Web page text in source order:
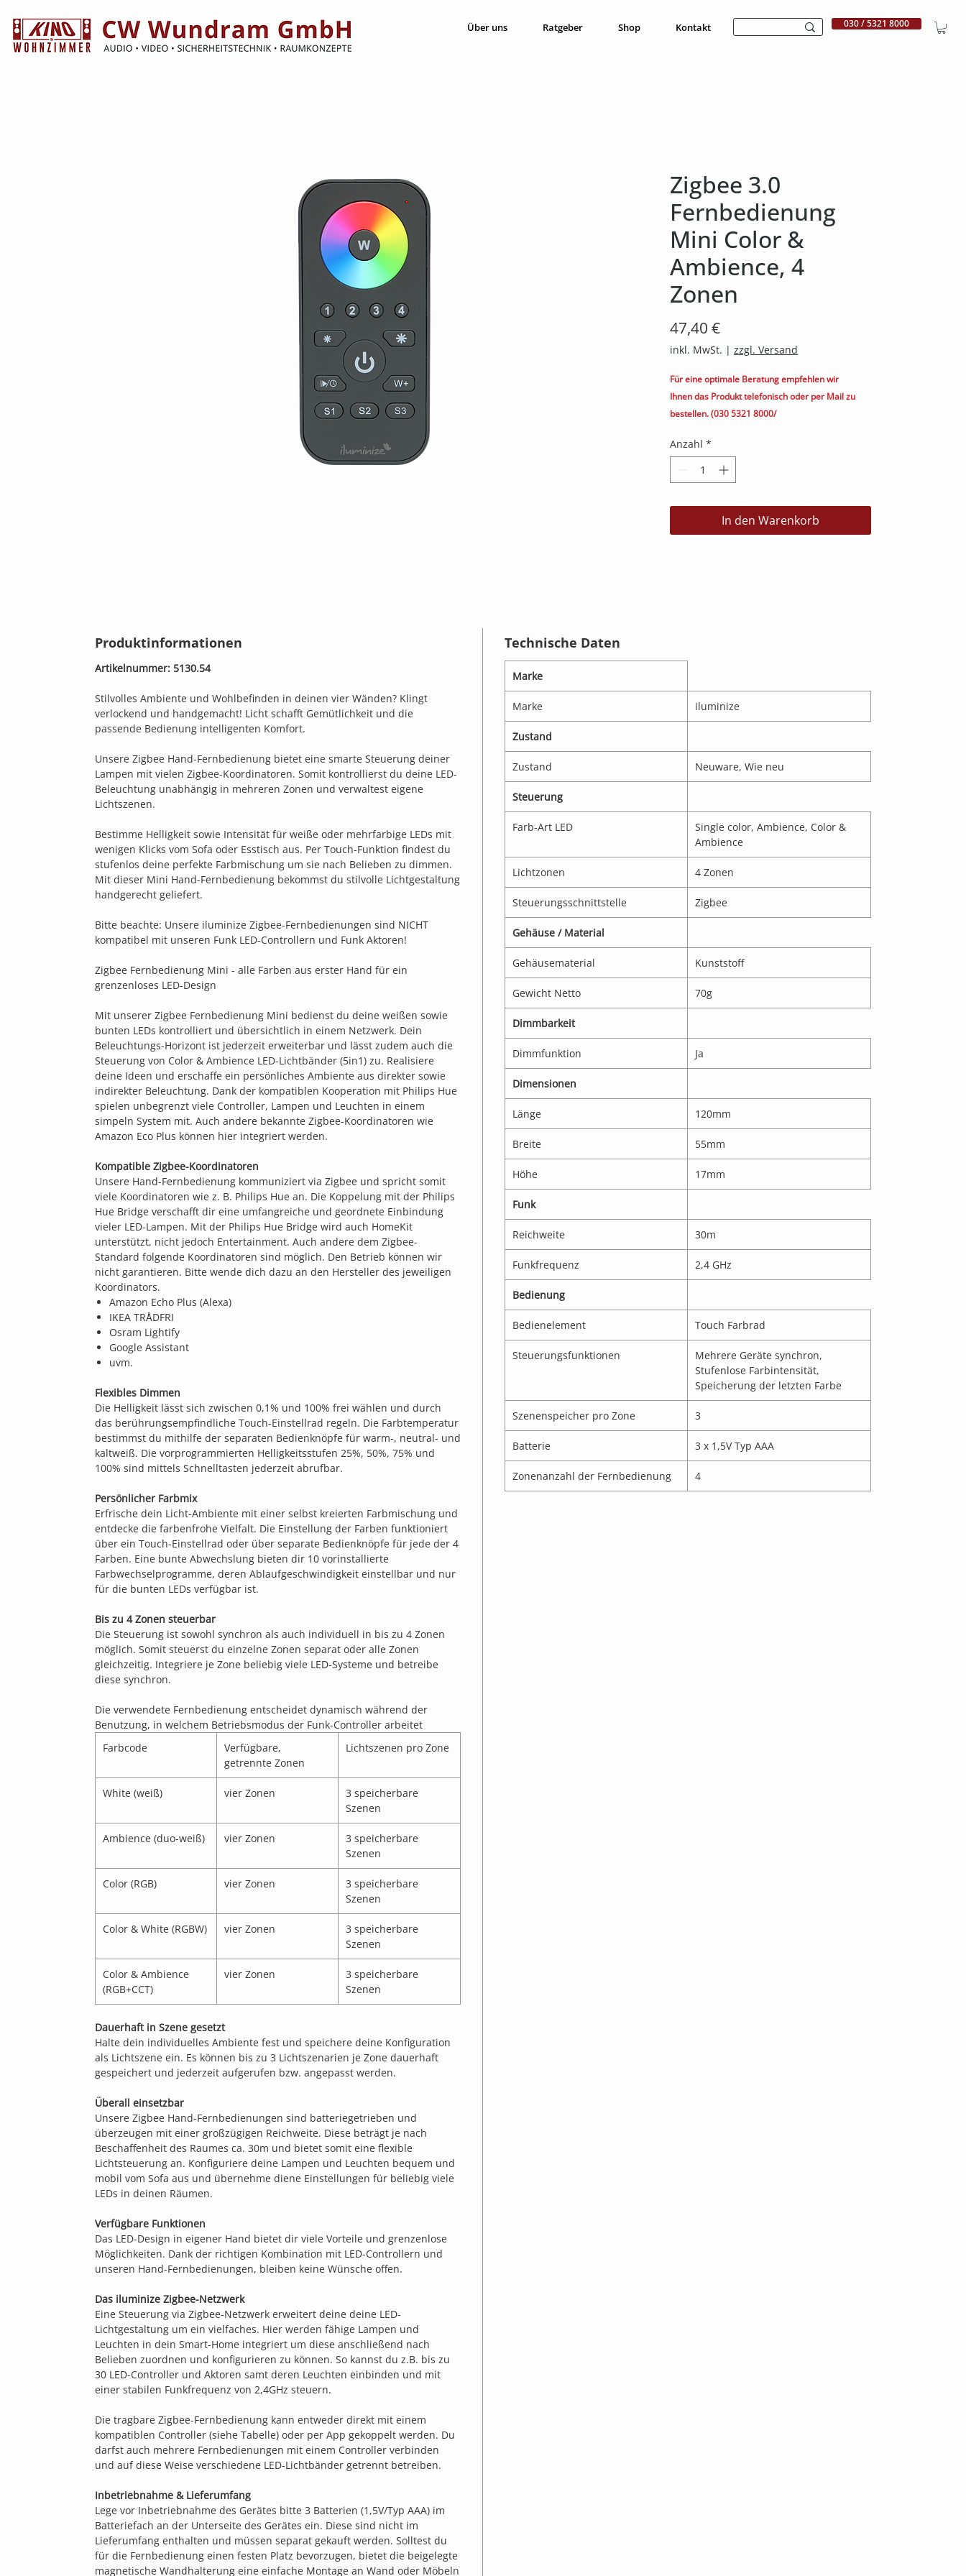
Über uns Ratgeber Shop Kontakt 030 / 5321 8000
Zigbee 3.0
Fernbedienung
Mini Color &
Ambience, 4
Zonen
47,40 €Preis
inkl. MwSt. | zzgl. Versand
Für eine optimale Beratung empfehlen wir
Ihnen das Produkt telefonisch oder per Mail zu
bestellen. (030 5321 8000/
Anzahl *
In den Warenkorb
Produktinformationen
Artikelnummer: 5130.54
Stilvolles Ambiente und Wohlbefinden in deinen vier Wänden? Klingt
verlockend und handgemacht! Licht schafft Gemütlichkeit und die
passende Bedienung intelligenten Komfort.
Unsere Zigbee Hand-Fernbedienung bietet eine smarte Steuerung deiner
Lampen mit vielen Zigbee-Koordinatoren. Somit kontrollierst du deine LED-
Beleuchtung unabhängig in mehreren Zonen und verwaltest eigene
Lichtszenen.
Bestimme Helligkeit sowie Intensität für weiße oder mehrfarbige LEDs mit
wenigen Klicks vom Sofa oder Esstisch aus. Per Touch-Funktion findest du
stufenlos deine perfekte Farbmischung um sie nach Belieben zu dimmen.
Mit dieser Mini Hand-Fernbedienung bekommst du stilvolle Lichtgestaltung
handgerecht geliefert.
Bitte beachte: Unsere iluminize Zigbee-Fernbedienungen sind NICHT
kompatibel mit unseren Funk LED-Controllern und Funk Aktoren!
Zigbee Fernbedienung Mini - alle Farben aus erster Hand für ein
grenzenloses LED-Design
Mit unserer Zigbee Fernbedienung Mini bedienst du deine weißen sowie
bunten LEDs kontrolliert und übersichtlich in einem Netzwerk. Dein
Beleuchtungs-Horizont ist jederzeit erweiterbar und lässt zudem auch die
Steuerung von Color & Ambience LED-Lichtbänder (5in1) zu. Realisiere
deine Ideen und erschaffe ein persönliches Ambiente aus direkter sowie
indirekter Beleuchtung. Dank der kompatiblen Kooperation mit Philips Hue
spielen unbegrenzt viele Controller, Lampen und Leuchten in einem
simpeln System mit. Auch andere bekannte Zigbee-Koordinatoren wie
Amazon Eco Plus können hier integriert werden.
Kompatible Zigbee-Koordinatoren
Unsere Hand-Fernbedienung kommuniziert via Zigbee und spricht somit
viele Koordinatoren wie z. B. Philips Hue an. Die Koppelung mit der Philips
Hue Bridge verschafft dir eine umfangreiche und geordnete Einbindung
vieler LED-Lampen. Mit der Philips Hue Bridge wird auch HomeKit
unterstützt, nicht jedoch Entertainment. Auch andere dem Zigbee-
Standard folgende Koordinatoren sind möglich. Den Betrieb können wir
nicht garantieren. Bitte wende dich dazu an den Hersteller des jeweiligen
Koordinators.
Amazon Echo Plus (Alexa)
IKEA TRÅDFRI
Osram Lightify
Google Assistant
uvm.
Flexibles Dimmen
Die Helligkeit lässt sich zwischen 0,1% und 100% frei wählen und durch
das berührungsempfindliche Touch-Einstellrad regeln. Die Farbtemperatur
bestimmst du mithilfe der separaten Bedienknöpfe für warm-, neutral- und
kaltweiß. Die vorprogrammierten Helligkeitsstufen 25%, 50%, 75% und
100% sind mittels Schnelltasten jederzeit abrufbar.
Persönlicher Farbmix
Erfrische dein Licht-Ambiente mit einer selbst kreierten Farbmischung und
entdecke die farbenfrohe Vielfalt. Die Einstellung der Farben funktioniert
über ein Touch-Einstellrad oder über separate Bedienknöpfe für jede der 4
Farben. Eine bunte Abwechslung bieten dir 10 vorinstallierte
Farbwechselprogramme, deren Ablaufgeschwindigkeit einstellbar und nur
für die bunten LEDs verfügbar ist.
Bis zu 4 Zonen steuerbar
Die Steuerung ist sowohl synchron als auch individuell in bis zu 4 Zonen
möglich. Somit steuerst du einzelne Zonen separat oder alle Zonen
gleichzeitig. Integriere je Zone beliebig viele LED-Systeme und betreibe
diese synchron.
Die verwendete Fernbedienung entscheidet dynamisch während der
Benutzung, in welchem Betriebsmodus der Funk-Controller arbeitet
Farbcode
Verfügbare,
getrennte Zonen
Lichtszenen pro Zone
White (weiß) vier Zonen
3 speicherbare
Szenen
Ambience (duo-weiß) vier Zonen
3 speicherbare
Szenen
Color (RGB) vier Zonen
3 speicherbare
Szenen
Color & White (RGBW) vier Zonen
3 speicherbare
Szenen
Color & Ambience
(RGB+CCT)
vier Zonen
3 speicherbare
Szenen
Dauerhaft in Szene gesetzt
Halte dein individuelles Ambiente fest und speichere deine Konfiguration
als Lichtszene ein. Es können bis zu 3 Lichtszenarien je Zone dauerhaft
gespeichert und jederzeit aufgerufen bzw. angepasst werden.
Überall einsetzbar
Unsere Zigbee Hand-Fernbedienungen sind batteriegetrieben und
überzeugen mit einer großzügigen Reichweite. Diese beträgt je nach
Beschaffenheit des Raumes ca. 30m und bietet somit eine flexible
Lichtsteuerung an. Konfiguriere deine Lampen und Leuchten bequem und
mobil vom Sofa aus und übernehme diene Einstellungen für beliebig viele
LEDs in deinen Räumen.
Verfügbare Funktionen
Das LED-Design in eigener Hand bietet dir viele Vorteile und grenzenlose
Möglichkeiten. Dank der richtigen Kombination mit LED-Controllern und
unseren Hand-Fernbedienungen, bleiben keine Wünsche offen.
Das iluminize Zigbee-Netzwerk
Eine Steuerung via Zigbee-Netzwerk erweitert deine deine LED-
Lichtgestaltung um ein vielfaches. Hier werden fähige Lampen und
Leuchten in dein Smart-Home integriert um diese anschließend nach
Belieben zuordnen und konfigurieren zu können. So kannst du z.B. bis zu
30 LED-Controller und Aktoren samt deren Leuchten einbinden und mit
einer stabilen Funkfrequenz von 2,4GHz steuern.
Die tragbare Zigbee-Fernbedienung kann entweder direkt mit einem
kompatiblen Controller (siehe Tabelle) oder per App gekoppelt werden. Du
darfst auch mehrere Fernbedienungen mit einem Controller verbinden
und auf diese Weise verschiedene LED-Lichtbänder getrennt betreiben.
Inbetriebnahme & Lieferumfang
Lege vor Inbetriebnahme des Gerätes bitte 3 Batterien (1,5V/Typ AAA) im
Batteriefach an der Unterseite des Gerätes ein. Diese sind nicht im
Lieferumfang enthalten und müssen separat gekauft werden. Solltest du
für die Fernbedienung einen festen Platz bevorzugen, bietet die beigelegte
magnetische Wandhalterung eine einfache Montage an Wand oder Möbeln
Technische Daten
Marke
Marke iluminize
Zustand
Zustand Neuware, Wie neu
Steuerung
Farb-Art LED
Single color, Ambience, Color &
Ambience
Lichtzonen 4 Zonen
Steuerungsschnittstelle Zigbee
Gehäuse / Material
Gehäusematerial Kunststoff
Gewicht Netto 70g
Dimmbarkeit
Dimmfunktion Ja
Dimensionen
Länge 120mm
Breite 55mm
Höhe 17mm
Funk
Reichweite 30m
Funkfrequenz 2,4 GHz
Bedienung
Bedienelement Touch Farbrad
Steuerungsfunktionen
Mehrere Geräte synchron,
Stufenlose Farbintensität,
Speicherung der letzten Farbe
Szenenspeicher pro Zone 3
Batterie 3 x 1,5V Typ AAA
Zonenanzahl der Fernbedienung 4